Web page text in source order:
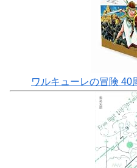
ワルキューレの冒険 40